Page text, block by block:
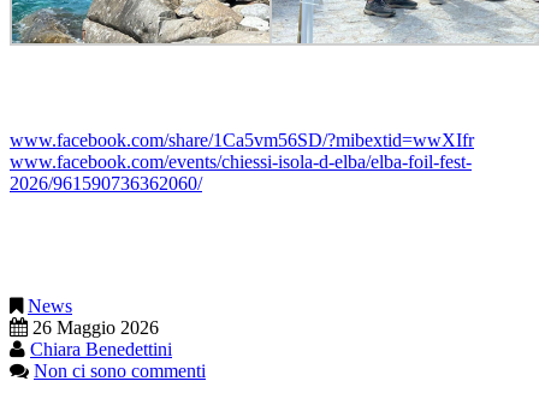
www.facebook.com/share/1Ca5vm56SD/?mibextid=wwXIfr
www.facebook.com/events/chiessi-isola-d-elba/elba-foil-fest-
2026/961590736362060/
News
26 Maggio 2026
Chiara Benedettini
Non ci sono commenti